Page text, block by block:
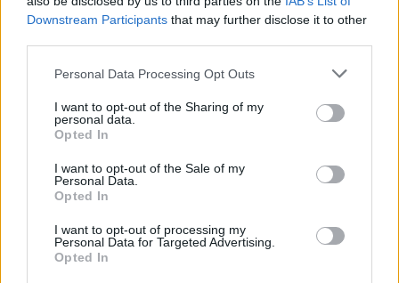
Downstream Participants that may further disclose it to other
Please note that this website/app uses one or more Google
not limited to your visit or usage behaviour. You may click to
grant or deny consent to Google and its third-party tags to
use your data for below specified purposes in below Google
consent section.
Personal Data Processing Opt Outs
I want to opt-out of the Sharing of my
personal data.
Opted In
I want to opt-out of the Sale of my
Personal Data.
Opted In
I want to opt-out of processing my
Personal Data for Targeted Advertising.
Opted In
hamarosan az egész világot meghódította a
képernyőn is. Pippi…